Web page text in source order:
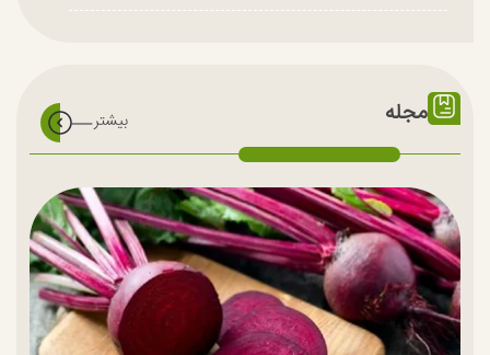
مجله